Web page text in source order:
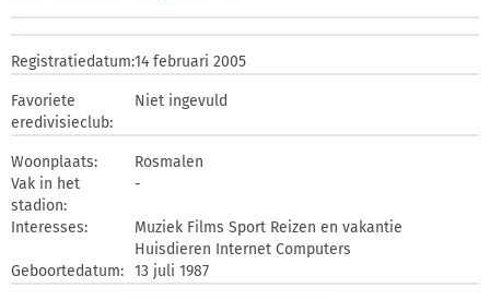
Registratiedatum:14 februari 2005
Favoriete
eredivisieclub:
Niet ingevuld
Woonplaats:
Rosmalen
Vak in het
stadion:
-
Interesses:
Muziek Films Sport Reizen en vakantie
Huisdieren Internet Computers
Geboortedatum: 13 juli 1987